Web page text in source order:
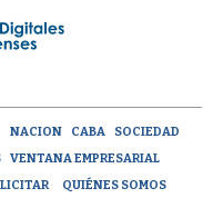
NACION CABA
SOCIEDAD
VENTANA EMPRESARIAL
QUIÉNES SOMOS